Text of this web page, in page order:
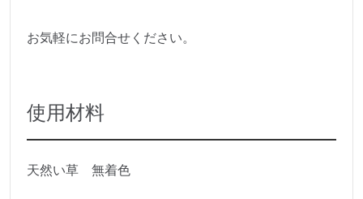
お気軽にお問合せください。
使用材料
天然い草 無着色